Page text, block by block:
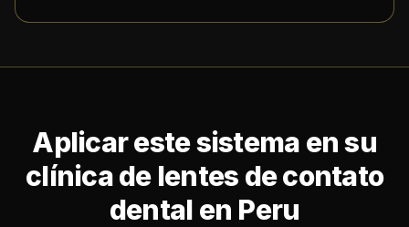
Aplicar este sistema en su
clínica de lentes de contato
dental en Peru